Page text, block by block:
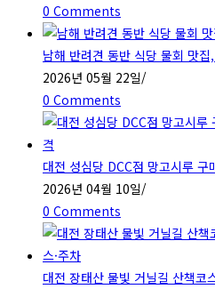
0 Comments
남해 반려견 동반 식당 물회 맛집
2026년 05월 22일/
0 Comments
대전 성심당 DCC점 망고시루 구
2026년 04월 10일/
0 Comments
대전 장태산 물빛 거닐길 산책코